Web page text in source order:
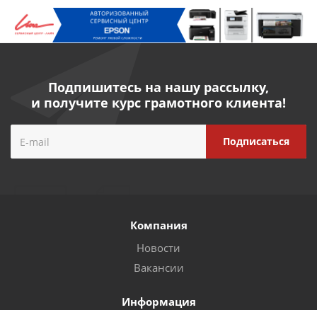
Подпишитесь на нашу рассылку,
и получите курс грамотного клиента!
Компания
Новости
Вакансии
Информация